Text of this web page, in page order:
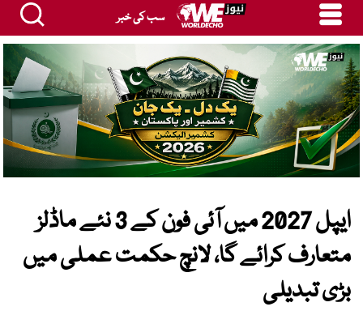
سب کی خبر
ایپل 2027 میں آئی فون کے 3 نئے ماڈلز
متعارف کرائے گا، لانچ حکمت عملی میں
بڑی تبدیلی